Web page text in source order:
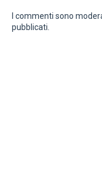
I commenti sono
pubblicati.